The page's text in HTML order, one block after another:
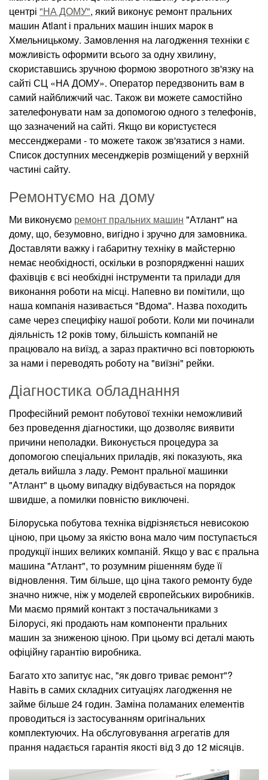
центрі "НА ДОМУ", який виконує ремонт пральних
машин Atlant і пральних машин інших марок в
Хмельницькому. Замовлення на лагодження техніки є
можливість оформити всього за одну хвилину,
скориставшись зручною формою зворотного зв'язку на
сайті СЦ «НА ДОМУ». Оператор передзвонить вам в
самий найближчий час. Також ви можете самостійно
зателефонувати нам за допомогою одного з телефонів,
що зазначений на сайті. Якщо ви користуєтеся
мессенджерами - то можете також зв'язатися з нами.
Список доступних месенджерів розміщений у верхній
частині сайту.
Ремонтуємо на дому
Ми виконуємо ремонт пральних машин "Атлант" на
дому, що, безумовно, вигідно і зручно для замовника.
Доставляти важку і габаритну техніку в майстерню
немає необхідності, оскільки в розпорядженні наших
фахівців є всі необхідні інструменти та прилади для
виконання роботи на місці. Напевно ви помітили, що
наша компанія називається "Вдома". Назва походить
саме через специфіку нашої роботи. Коли ми починали
діяльність 12 років тому, більшість компаній не
працювало на виїзд, а зараз практично всі повторюють
за нами і переводять роботу на "виїзні" рейки.
Діагностика обладнання
Професійний ремонт побутової техніки неможливий
без проведення діагностики, що дозволяє виявити
причини неполадки. Виконується процедура за
допомогою спеціальних приладів, які показують, яка
деталь вийшла з ладу. Ремонт пральної машинки
"Атлант" в цьому випадку відбувається на порядок
швидше, а помилки повністю виключені.
Білоруська побутова техніка відрізняється невисокою
ціною, при цьому за якістю вона мало чим поступається
продукції інших великих компаній. Якщо у вас є пральна
машина "Атлант", то розумним рішенням буде її
відновлення. Тим більше, що ціна такого ремонту буде
значно нижче, ніж у моделей європейських виробників.
Ми маємо прямий контакт з постачальниками з
Білорусі, які продають нам компоненти пральних
машин за зниженою ціною. При цьому всі деталі мають
офіційну гарантію виробника.
Багато хто запитує нас, "як довго триває ремонт"?
Навіть в самих складних ситуаціях лагодження не
займе більше 24 годин. Заміна поламаних елементів
проводиться із застосуванням оригінальних
комплектуючих. На обслуговування агрегатів для
прання надається гарантія якості від 3 до 12 місяців.